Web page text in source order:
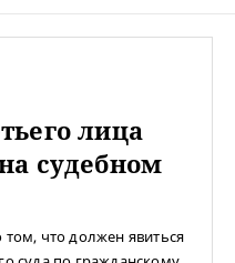
лица
судебном
что должен явиться